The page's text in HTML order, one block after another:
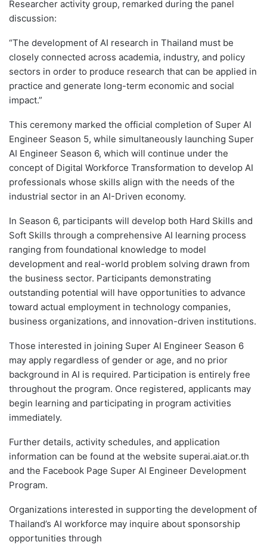
Researcher activity group, remarked during the panel
discussion:
“The development of AI research in Thailand must be
closely connected across academia, industry, and policy
sectors in order to produce research that can be applied in
practice and generate long-term economic and social
impact.”
This ceremony marked the official completion of Super AI
Engineer Season 5, while simultaneously launching Super
AI Engineer Season 6, which will continue under the
concept of Digital Workforce Transformation to develop AI
professionals whose skills align with the needs of the
industrial sector in an AI-Driven economy.
In Season 6, participants will develop both Hard Skills and
Soft Skills through a comprehensive AI learning process
ranging from foundational knowledge to model
development and real-world problem solving drawn from
the business sector. Participants demonstrating
outstanding potential will have opportunities to advance
toward actual employment in technology companies,
business organizations, and innovation-driven institutions.
Those interested in joining Super AI Engineer Season 6
may apply regardless of gender or age, and no prior
background in AI is required. Participation is entirely free
throughout the program. Once registered, applicants may
begin learning and participating in program activities
immediately.
Further details, activity schedules, and application
information can be found at the website superai.aiat.or.th
and the Facebook Page Super AI Engineer Development
Program.
Organizations interested in supporting the development of
Thailand’s AI workforce may inquire about sponsorship
opportunities through